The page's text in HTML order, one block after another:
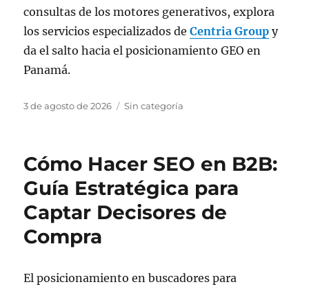
consultas de los motores generativos, explora
los servicios especializados deCentria Group y
da el salto hacia el posicionamiento GEO en
Panamá.
Publicado
3 de agosto de 2026 Categorías
Sin categoría
Cómo Hacer SEO en B2B:
Guía Estratégica para
Captar Decisores de
Compra
El posicionamiento en buscadores para